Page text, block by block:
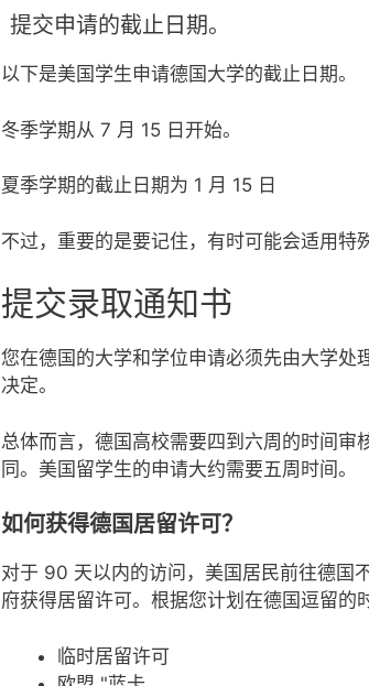
提交申请的截止日期。
以下是美国学生申请德国大学的截止日期。
冬季学期从 7 月 15 日开始。
夏季学期的截止日期为 1 月 15 日
不过，重要的是要记住，有时可能会适用特
提交录取通知书
您在德国的大学和学位申请必须先由大学处
决定。
总体而言，德国高校需要四到六周的时间
同。美国留学生的申请大约需要五周时间。
如何获得德国居留许可？
对于 90 天以内的访问，美国居民前往德国
府获得居留许可。根据您计划在德国逗留的
临时居留许可